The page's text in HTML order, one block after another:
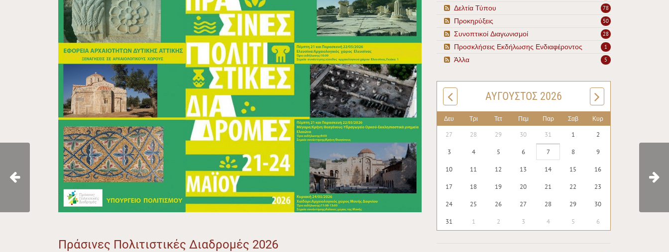
Πράσινες Πολιτιστικές Διαδρομές 2026
78
Δελτία Τύπου
50
Προκηρύξεις
28
Συνοπτικοί Διαγωνισμοί
1
Προσκλήσεις Εκδήλωσης Ενδιαφέροντος
5
Άλλα
ΑΎΓΟΥΣΤΟΣ 2026
Δευ Τρι Τετ Πεμ Παρ Σαβ Κυρ
27 28 29 30 31 1 2
3 4 5 6 7 8 9
10 11 12 13 14 15 16
17 18 19 20 21 22 23
24 25 26 27 28 29 30
31 1 2 3 4 5 6